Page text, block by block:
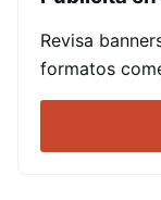
Revisa
formatos